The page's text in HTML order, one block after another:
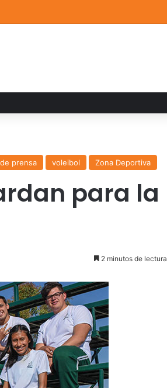
del Curso de Verano de Escuelas Aztecas
prensa voleibol Zona Deportiva
para la
2 minutos de lectura